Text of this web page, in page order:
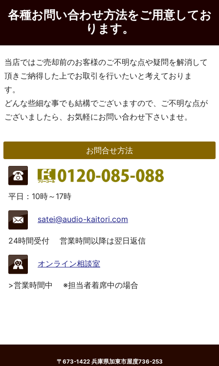
各種お問い合わせ方法をご用意してお
ります。
当店ではご売却前のお客様のご不明な点や疑問を解消して
頂きご納得した上でお取引を行いたいと考えておりま
す。
どんな些細な事でも結構でございますので、ご不明な点が
ございましたら、お気軽にお問い合わせ下さいませ。
お問合せ方法
平日：10時～17時
satei@audio-kaitori.com
24時間受付 営業時間以降は翌日返信
オンライン相談室
>営業時間中 ※担当者着席中の場合
〒673-1422 兵庫県加東市屋度736-253